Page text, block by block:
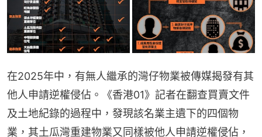
在2025年中，有無人繼承的灣仔物業被傳媒揭發有其
他人申請逆權侵佔。《香港01》記者在翻查買賣文件
及土地紀錄的過程中，發現該名業主遺下的四個物
業，其土瓜灣重建物業又同樣被他人申請逆權侵佔，